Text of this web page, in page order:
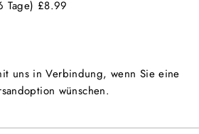
Tage) £8.99
uns in Verbindung, wenn Sie eine
wünschen.